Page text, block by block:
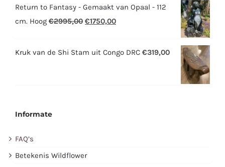
Return to Fantasy - Gemaakt van Opaal - 112
cm. Hoog €2995,00 Oorspronkelijke
was:
€1750,00Huidige
is:
Kruk van de Shi Stam uit Congo DRC €319,00
Informate
FAQ’s
Betekenis Wildflower